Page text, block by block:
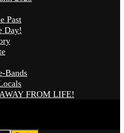
Past
Day!
Bands
FROM LIFE!